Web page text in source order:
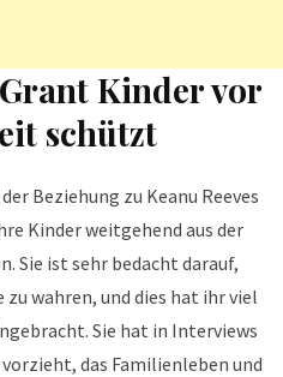
Kinder vor
schützt
Beziehung zu Keanu Reeves
Kinder weitgehend aus der
Sie ist sehr bedacht darauf,
wahren, und dies hat ihr viel
Sie hat in Interviews
das Familienleben und